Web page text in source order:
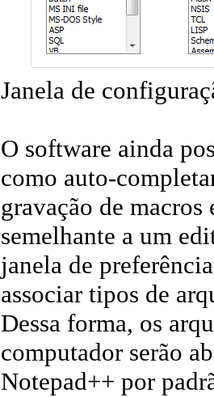
Janela de
O software ainda
como auto-
gravação de
semelhante a um
janela de
associar tipos de
Dessa forma, os
computador serão
Notepad++ por